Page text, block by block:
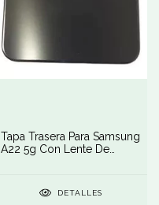
Tapa Trasera Para Samsung
A22 5g Con Lente De
DETALLES